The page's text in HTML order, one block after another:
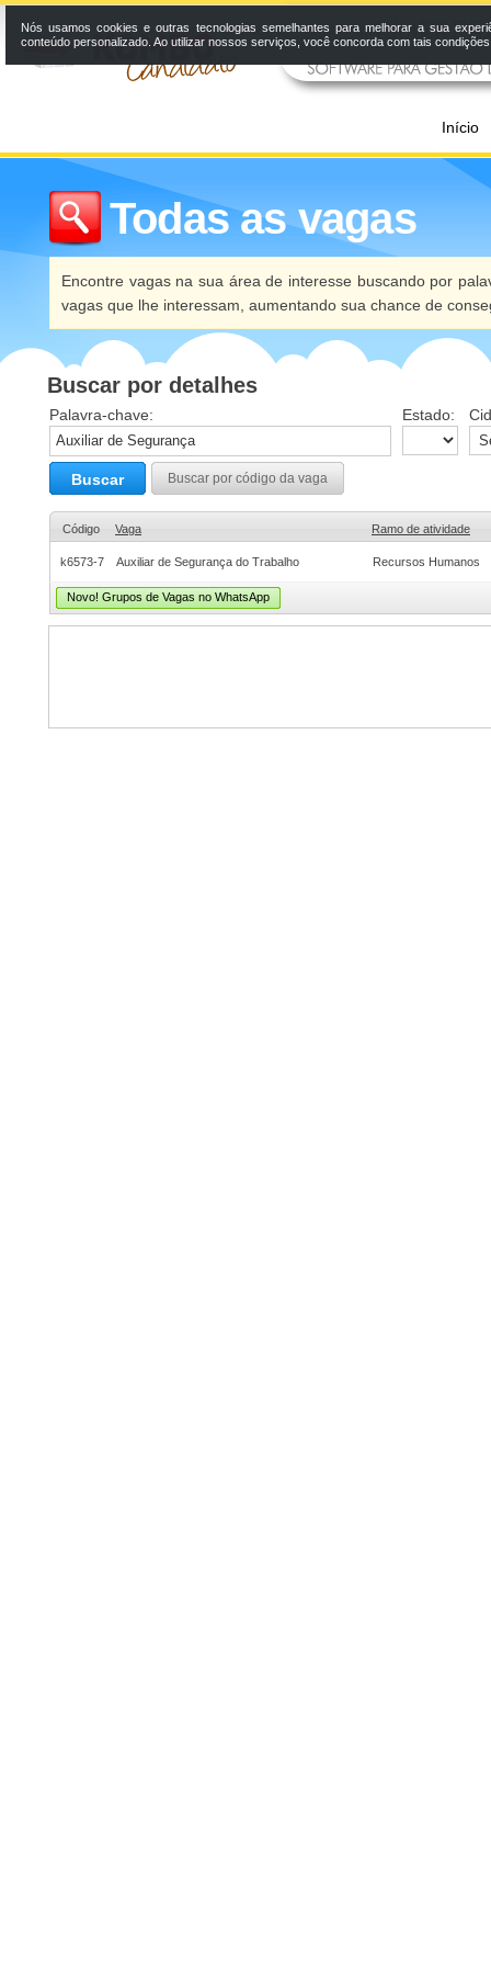
Início
Todas as vagas
Encontre vagas na sua área de interesse buscando por
vagas que lhe interessam, aumentando sua chance de
Buscar por detalhes
Palavra-chave: Estado:
Buscar Buscar por código da vaga
Código Vaga Ramo de atividade
k6573-7 Auxiliar de Segurança do Trabalho Recursos Humanos
Novo! Grupos de Vagas no WhatsApp
Nós usamos cookies e outras tecnologias semelhantes para melhorar a sua
conteúdo personalizado. Ao utilizar nossos serviços, você concorda com tais